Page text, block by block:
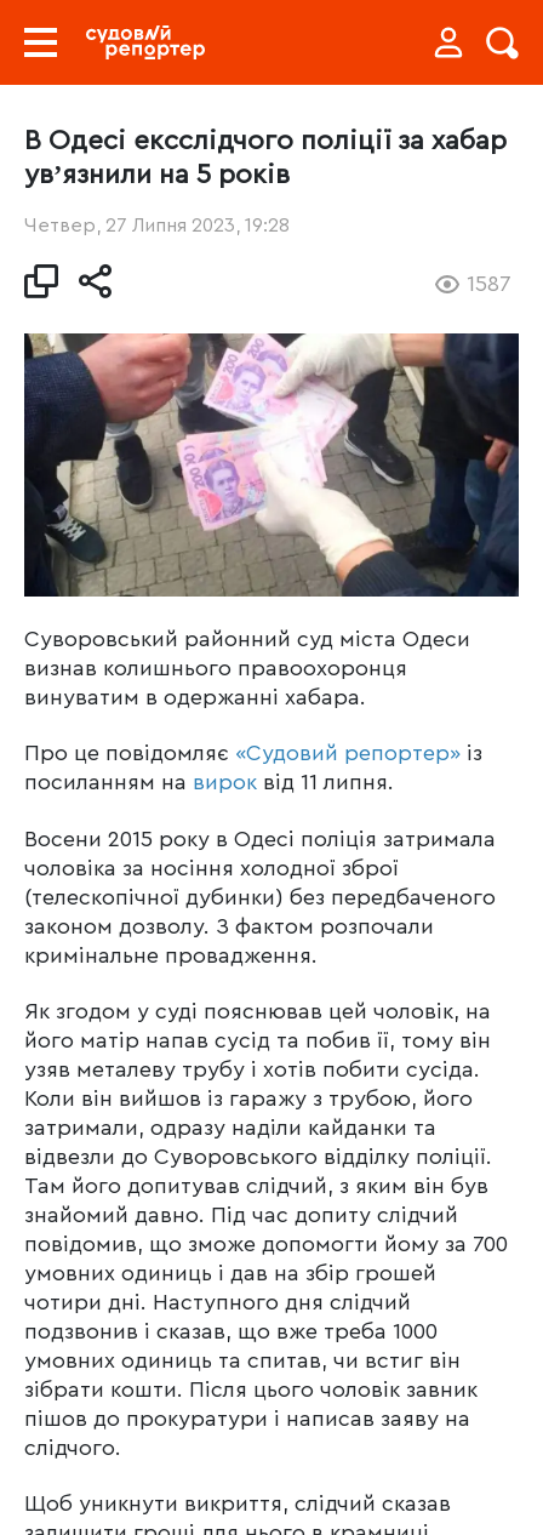
В Одесі ексслідчого поліції за хабар
увʼязнили на 5 років
Четвер, 27 Липня 2023, 19:28
1587
Суворовський районний суд міста Одеси
визнав колишнього правоохоронця
винуватим в одержанні хабара.
Про це повідомляє «Судовий репортер» із
посиланням на вирок від 11 липня.
Восени 2015 року в Одесі поліція затримала
чоловіка за носіння холодної зброї
(телескопічної дубинки) без передбаченого
законом дозволу. З фактом розпочали
кримінальне провадження.
Як згодом у суді пояснював цей чоловік, на
його матір напав сусід та побив її, тому він
узяв металеву трубу і хотів побити сусіда.
Коли він вийшов із гаражу з трубою, його
затримали, одразу наділи кайданки та
відвезли до Суворовського відділку поліції.
Там його допитував слідчий, з яким він був
знайомий давно. Під час допиту слідчий
повідомив, що зможе допомогти йому за 700
умовних одиниць і дав на збір грошей
чотири дні. Наступного дня слідчий
подзвонив і сказав, що вже треба 1000
умовних одиниць та спитав, чи встиг він
зібрати кошти. Після цього чоловік завник
пішов до прокуратури і написав заяву на
слідчого.
Щоб уникнути викриття, слідчий сказав